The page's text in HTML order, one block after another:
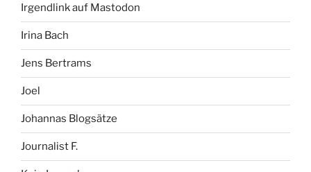
Irgendlink auf Mastodon
Irina Bach
Jens Bertrams
Joel
Johannas Blogsätze
Journalist F.